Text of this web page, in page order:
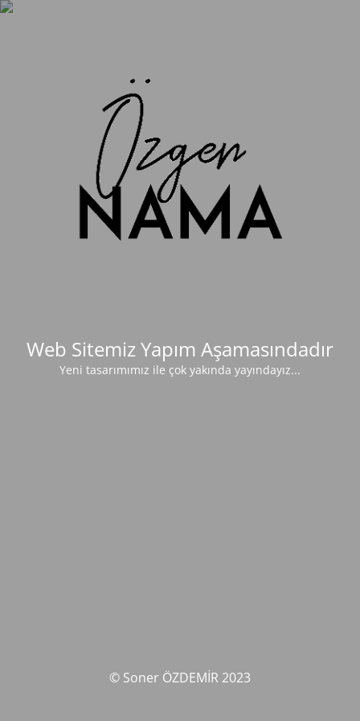
Web Sitemiz Yapım Aşamasındadır
Yeni tasarımımız ile çok yakında yayındayız...
© Soner ÖZDEMİR 2023